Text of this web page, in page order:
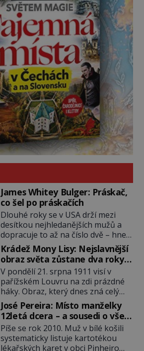
James Whitey Bulger: Práskač,
co šel po práskačích
Dlouhé roky se v USA drží mezi
desítkou nejhledanějších mužů a
dopracuje to až na číslo dvě – hned
po Usámovi bin Ládinovi (1957–
2011). To je James „Whitey“ Bulger
(1929–2018) viněný ze spoluúčasti
na 19 vraždách, vydírání a lichvy. A
samozřejmě, krom toho je ještě
drogový dealer, který neváhá
odstranit z cesty všechny práskače,
zatímco […]
Krádež Mony Lisy: Nejslavnější
obraz světa zůstane dva roky
nezvěstný
V pondělí 21. srpna 1911 visí v
pařížském Louvru na zdi prázdné
háky. Obraz, který dnes zná celý
svět, je pryč. Zpočátku si nikdo
nemyslí, že jde o krádež.
Zaměstnanci jsou přesvědčeni, že
Mona Lisa je jen v restaurátorské
dílně nebo u fotografa. Když se
José Pereira: Místo manželky
12letá dcera – a sousedi o všem
vědí!
Píše se rok 2010. Muž v bílé košili
systematicky listuje kartotékou
lékařských karet v obci Pinheiro